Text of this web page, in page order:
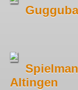
Altingen